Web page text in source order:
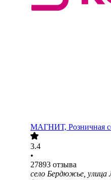
МАГНИТ, Розничная
3.4
•
27893 отзыва
село Бердюжье, улица